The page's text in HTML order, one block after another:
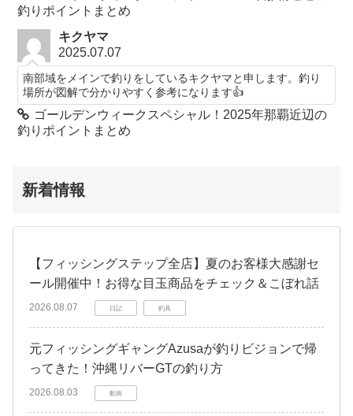
釣りポイントまとめ
キクヤマ
2025.07.07
南部域をメインで釣りをしているキクヤマと申します。釣り
場所が図解で分かりやすく参考になります👍️
ゴールデンウィークスペシャル！2025年那覇近辺の
釣りポイントまとめ
新着情報
【フィッシングステップ全店】夏のお客様大感謝セ
ール開催中！お得な目玉商品をチェック＆こぼれ話
2026.08.07 日記 釣具
元フィッシングギャングAzusaが釣りビジョンで帰
ってきた！沖縄リバーGTの釣り方
2026.08.03 動画